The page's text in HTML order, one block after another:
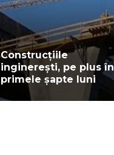
Construcțiile
inginerești, pe plus în
primele șapte luni